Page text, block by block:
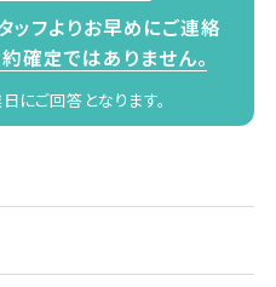
ッフよりお早めにご連絡
確定ではありません。
にご回答となります。